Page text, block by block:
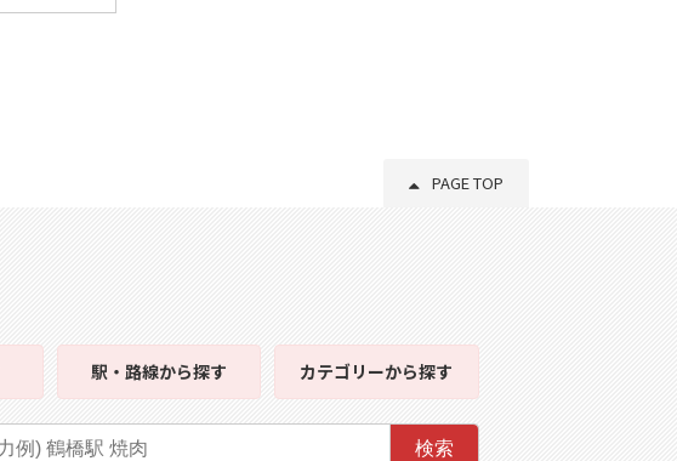
PAGE TOP
駅・路線から探す カテゴリーから探す
検索